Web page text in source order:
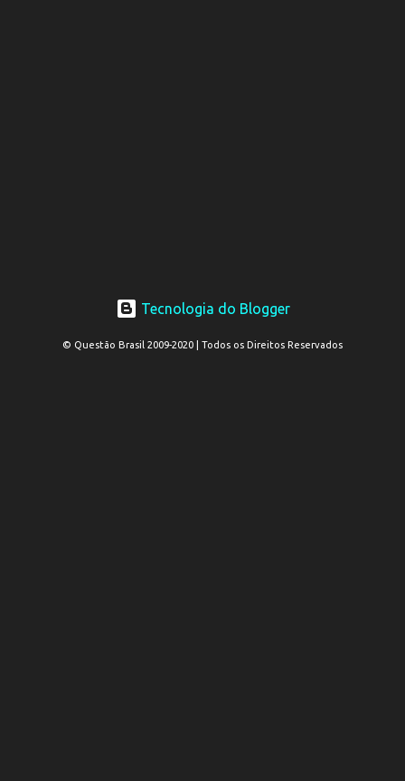
Tecnologia do Blogger
© Questão Brasil 2009-2020 | Todos os Direitos Reservados